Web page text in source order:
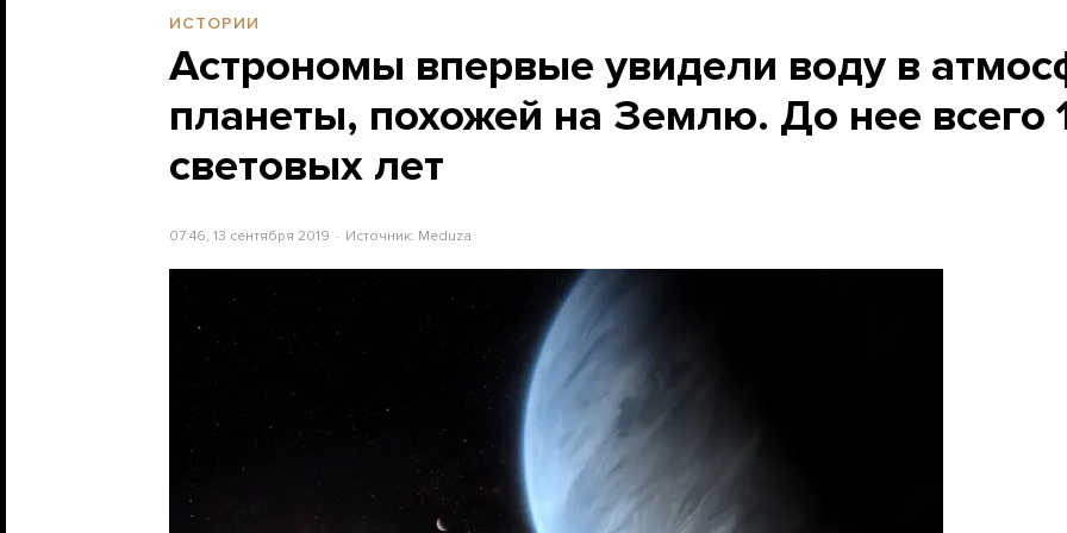
ИСТОРИИ
Астрономы впервые увидели воду в
планеты, похожей на Землю. До нее всего
световых лет
07:46, 13 сентября 2019 Источник: Meduza